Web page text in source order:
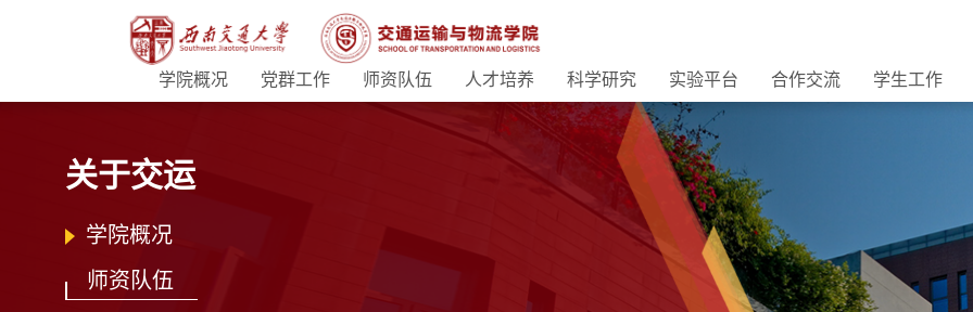
学院概况 党群工作 师资队伍 人才培养 科学研究 实验平台 合作交流 学生工作
关于交运
学院概况
师资队伍